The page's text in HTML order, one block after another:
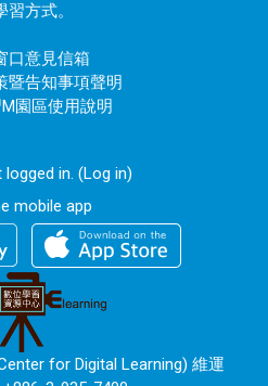
習方式。
口意見信箱
暨告知事項聲明
園區使用說明
in. (Log in)
mobile app
for Digital Learning) 維運